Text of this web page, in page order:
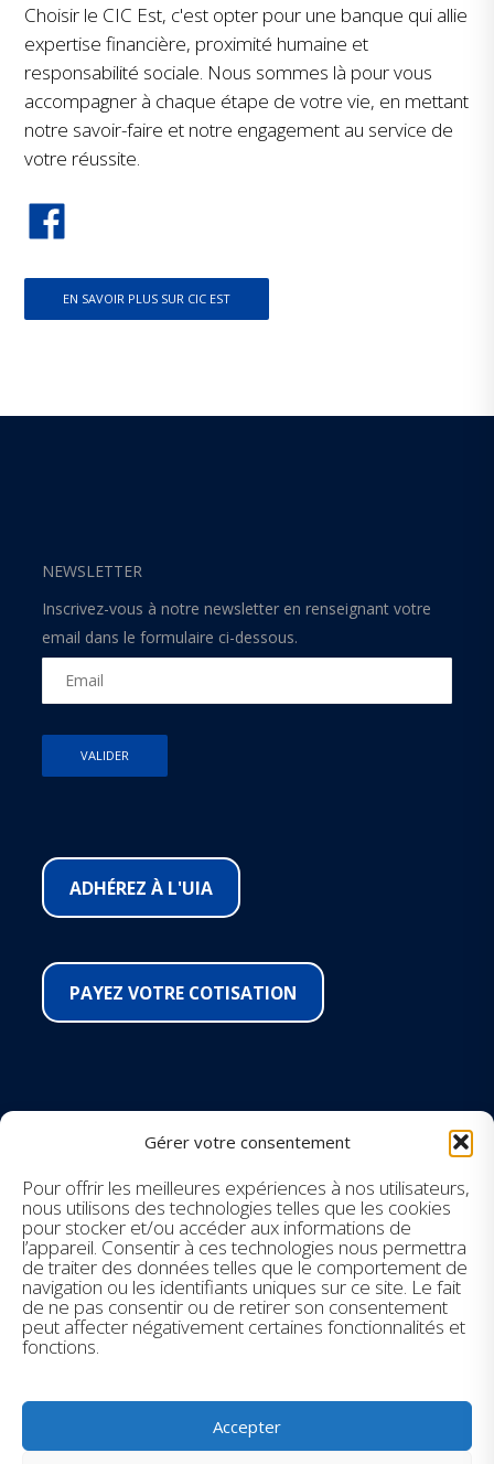
Gérer votre consentement
Pour offrir les meilleures expériences à nos utilisateurs,
nous utilisons des technologies telles que les cookies
pour stocker et/ou accéder aux informations de
l’appareil. Consentir à ces technologies nous permettra
de traiter des données telles que le comportement de
navigation ou les identifiants uniques sur ce site. Le fait
de ne pas consentir ou de retirer son consentement
peut affecter négativement certaines fonctionnalités et
fonctions.
Accepter
Choisir le CIC Est, c'est opter pour une banque qui allie
expertise financière, proximité humaine et
responsabilité sociale. Nous sommes là pour vous
accompagner à chaque étape de votre vie, en mettant
notre savoir-faire et notre engagement au service de
votre réussite.
EN SAVOIR PLUS SUR CIC EST
NEWSLETTER
Inscrivez-vous à notre newsletter en renseignant votre
email dans le formulaire ci-dessous.
ADHÉREZ À L'UIA
PAYEZ VOTRE COTISATION
SUIVEZ-NOUS SUR LES RÉSEAUX
Facebook
Instagram
Youtube
LinkedIn